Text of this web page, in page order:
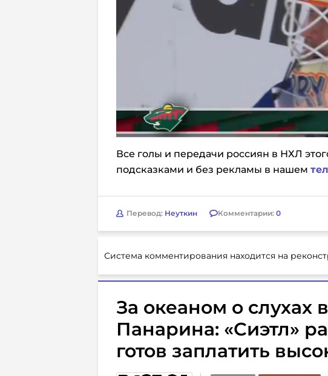
Все голы и передачи россиян в НХЛ
подсказками и без рекламы в нашем
Перевод: Неуткин Комментарии: 0
Система комментирования находится на
За океаном о слухах
Панарина: «Сиэтл»
готов заплатить